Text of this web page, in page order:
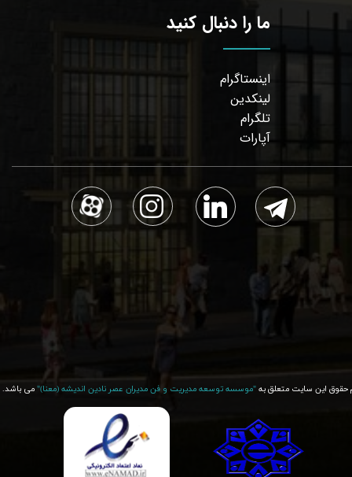
ما را دنبال کنید
اینستاگرام
لینکدین
تلگرام
آپارات
حقوق این سایت متعلق به "موسسه توسعه مدیریت و فن مدیران عصر نادین اندیشه (معنا)"​​​​​​​ می باشد.